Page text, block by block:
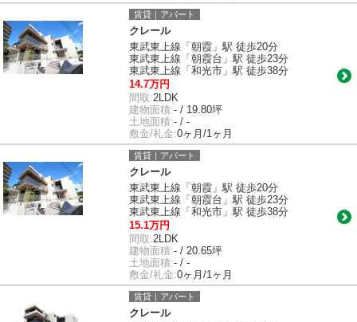
賃貸｜アパート
クレール
東武東上線「朝霞」駅 徒歩20分
東武東上線「朝霞台」駅 徒歩23分
東武東上線「和光市」駅 徒歩38分
14.7万円
間取:2LDK
建物面積:- / 19.80坪
土地面積:- / -
敷金/礼金:0ヶ月/1ヶ月
賃貸｜アパート
クレール
東武東上線「朝霞」駅 徒歩20分
東武東上線「朝霞台」駅 徒歩23分
東武東上線「和光市」駅 徒歩38分
15.1万円
間取:2LDK
建物面積:- / 20.65坪
土地面積:- / -
敷金/礼金:0ヶ月/1ヶ月
賃貸｜アパート
クレール